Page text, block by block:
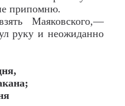
припомню.
Маяковского,—
руку и неожиданно